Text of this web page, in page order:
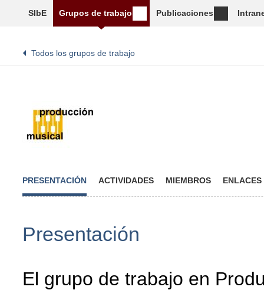
SIbE Grupos de trabajo Publicaciones
Todos los grupos de trabajo
PRESENTACIÓN ACTIVIDADES MIEMBROS ENLACES
Presentación
El grupo de trabajo en